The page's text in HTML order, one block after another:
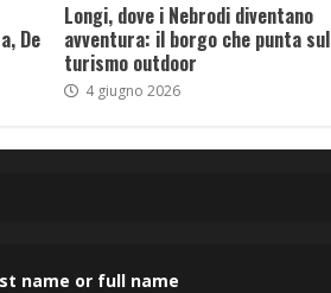
De
Longi, dove i Nebrodi diventano
avventura: il borgo che punta sul
turismo outdoor
4 giugno 2026
name or full name